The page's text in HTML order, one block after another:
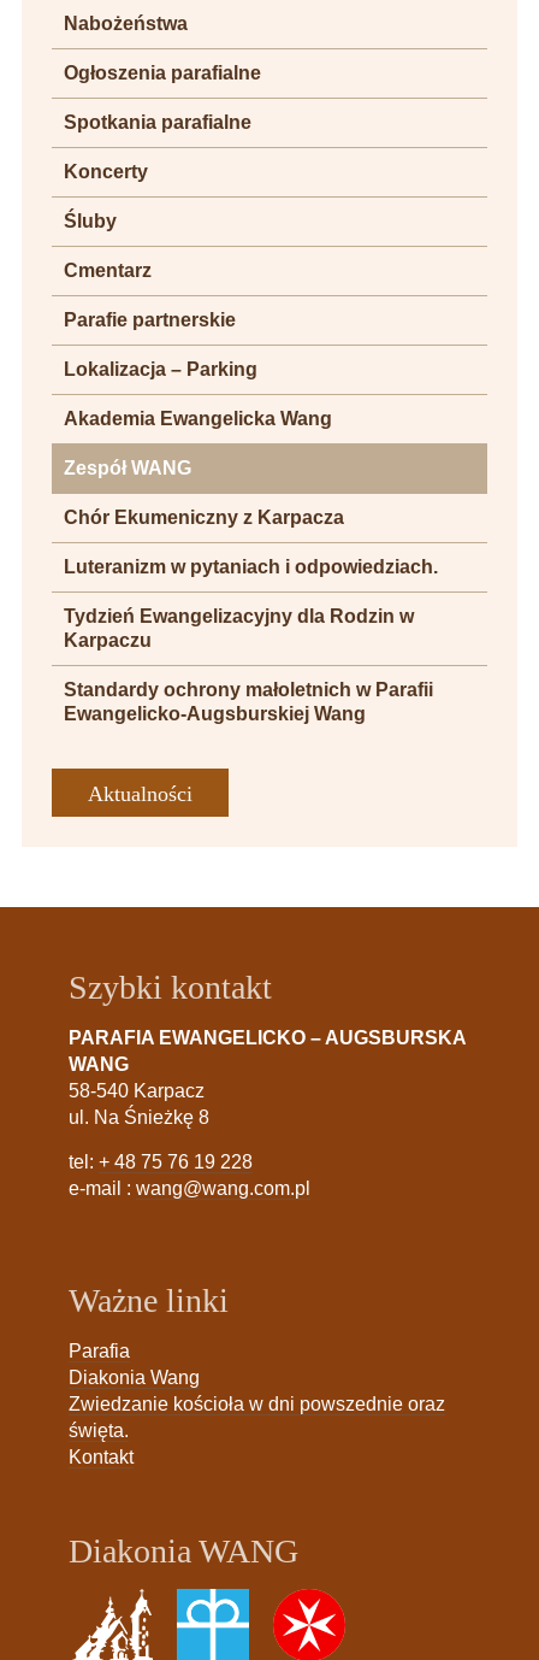
Nabożeństwa
Ogłoszenia parafialne
Spotkania parafialne
Koncerty
Śluby
Cmentarz
Parafie partnerskie
Lokalizacja – Parking
Akademia Ewangelicka Wang
Zespół WANG
Chór Ekumeniczny z Karpacza
Luteranizm w pytaniach i odpowiedziach.
Tydzień Ewangelizacyjny dla Rodzin w
Karpaczu
Standardy ochrony małoletnich w Parafii
Ewangelicko-Augsburskiej Wang
Aktualności
Szybki kontakt
PARAFIA EWANGELICKO – AUGSBURSKA
WANG
58-540 Karpacz
ul. Na Śnieżkę 8
tel: + 48 75 76 19 228
e-mail : wang@wang.com.pl
Ważne linki
Parafia
Diakonia Wang
Zwiedzanie kościoła w dni powszednie oraz
święta.
Kontakt
Diakonia WANG